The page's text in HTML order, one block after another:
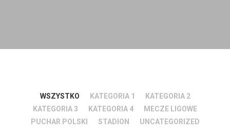
WSZYSTKO KATEGORIA 1
KATEGORIA 2
KATEGORIA 3
KATEGORIA 4
MECZE LIGOWE
PUCHAR POLSKI
STADION UNCATEGORIZED